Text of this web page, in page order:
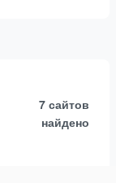
7 сайтов
найдено